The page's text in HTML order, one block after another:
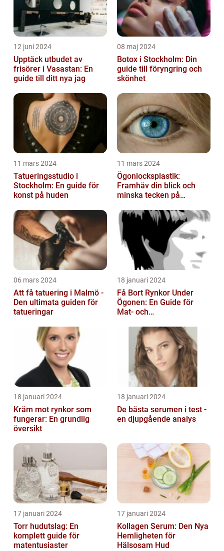
12 juni 2024
Upptäck utbudet av
frisörer i Vasastan: En
guide till ditt nya jag
08 maj 2024
Botox i Stockholm: Din
guide till föryngring och
skönhet
11 mars 2024
Tatueringsstudio i
Stockholm: En guide för
konst på huden
11 mars 2024
Ögonlocksplastik:
Framhäv din blick och
minska tecken på
06 mars 2024
Att få tatuering i Malmö -
Den ultimata guiden för
tatueringar
18 januari 2024
Få Bort Rynkor Under
Ögonen: En Guide för
Mat- och
18 januari 2024
Kräm mot rynkor som
fungerar: En grundlig
översikt
18 januari 2024
De bästa serumen i test -
en djupgående analys
17 januari 2024
Torr hudutslag: En
komplett guide för
matentusiaster
17 januari 2024
Kollagen Serum: Den Nya
Hemligheten för
Hälsosam Hud